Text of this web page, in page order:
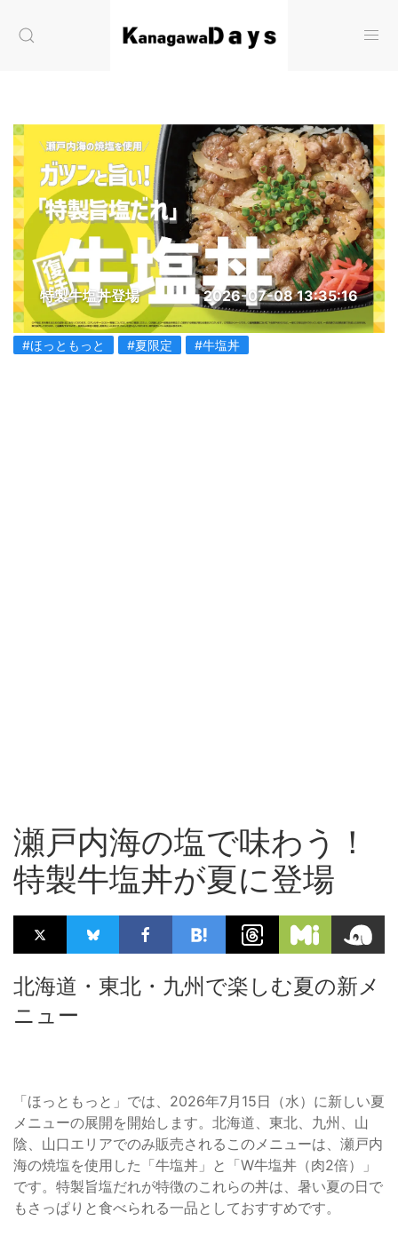
特製牛塩丼登場 2026-07-08 13:35:16
#ほっともっと #夏限定 #牛塩丼
瀬戸内海の塩で味わう！
特製牛塩丼が夏に登場
北海道・東北・九州で楽しむ夏の新メ
ニュー
「ほっともっと」では、2026年7月15日（水）に新しい夏
メニューの展開を開始します。北海道、東北、九州、山
陰、山口エリアでのみ販売されるこのメニューは、瀬戸内
海の焼塩を使用した「牛塩丼」と「W牛塩丼（肉2倍）」
です。特製旨塩だれが特徴のこれらの丼は、暑い夏の日で
もさっぱりと食べられる一品としておすすめです。